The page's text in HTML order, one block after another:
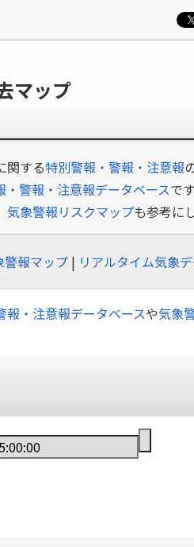
マップ
関する特別警報・警報・注意報
・警報・注意報データベースで
気象警報リスクマップも参考に
警報マップ | リアルタイム気象
報・注意報データベースや気象